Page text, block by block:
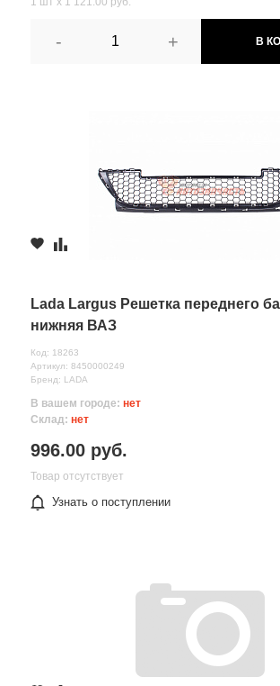
- + В
Lada Largus Решетка переднего
нижняя ВАЗ
Код: 18263
Артикул: 8450000249
Бренд: LADA
В вашем городе: нет
Склад: нет
996.00 руб.
Товар отсутствует
Узнать о поступлении